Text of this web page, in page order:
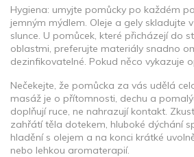
Hygiena: umyjte pomůcky po každém
jemným mýdlem. Oleje a gely skladujte
slunce. U pomůcek, které přicházejí do
oblastmi, preferujte materiály snadno
dezinfikovatelné. Pokud něco vykazuje
Nečekejte, že pomůcka za vás udělá
masáž je o přítomnosti, dechu a
doplňují ruce, ne nahrazují kontakt.
zahřátí těla dotekem, hluboké dýchání
hladění s olejem a na konci krátké
nebo lehkou aromaterapií.